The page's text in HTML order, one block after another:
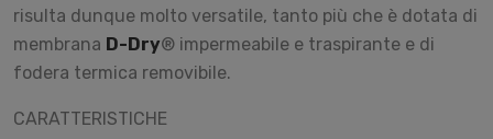
risulta dunque molto versatile, tanto più che è dotata di
membrana D-Dry® impermeabile e traspirante e di
fodera termica removibile.
CARATTERISTICHE